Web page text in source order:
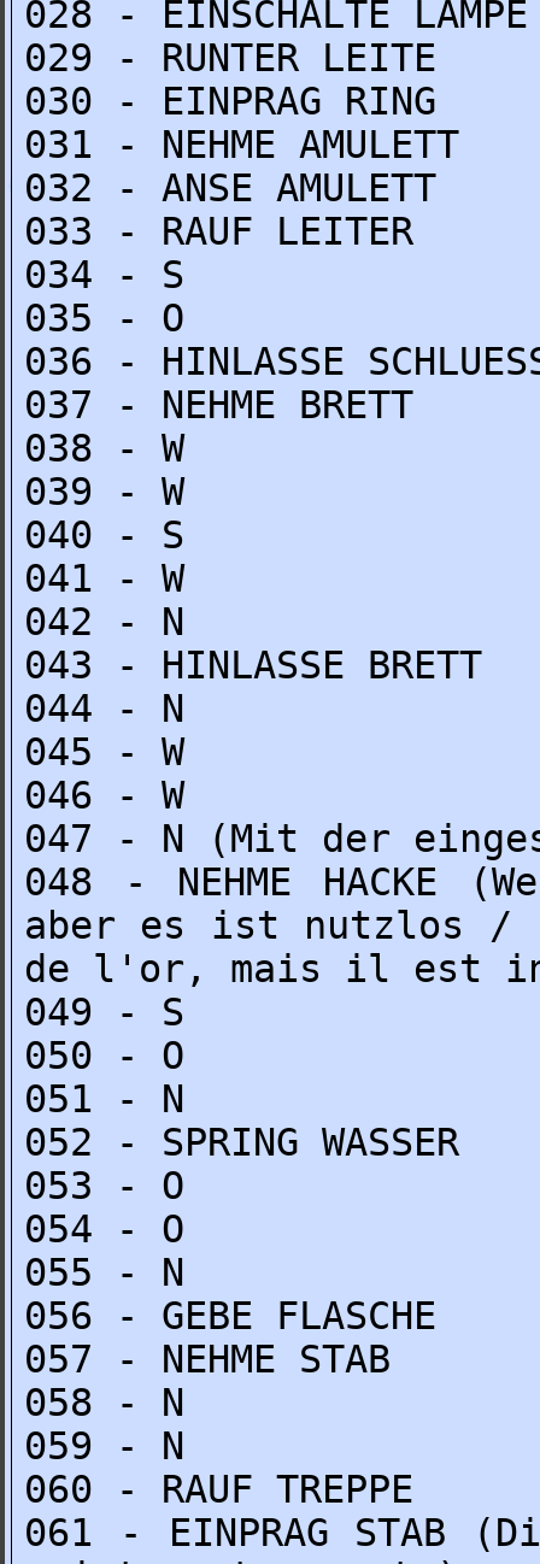
028 - EINSCHALTE LAMPE
029 - RUNTER LEITE
030 - EINPRAG RING
031 - NEHME AMULETT
032 - ANSE AMULETT
033 - RAUF LEITER
034 - S
035 - O
036 - HINLASSE
037 - NEHME BRETT
038 - W
039 - W
040 - S
041 - W
042 - N
043 - HINLASSE BRETT
044 - N
045 - W
046 - W
047 - N (Mit der
048 - NEHME HACKE
aber es ist nutzlos /
de l'or, mais il est
049 - S
050 - O
051 - N
052 - SPRING WASSER
053 - O
054 - O
055 - N
056 - GEBE FLASCHE
057 - NEHME STAB
058 - N
059 - N
060 - RAUF TREPPE
061 - EINPRAG